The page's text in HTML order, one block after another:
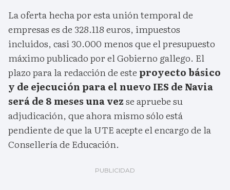
La oferta hecha por esta unión temporal de
empresas es de 328.118 euros, impuestos
incluidos, casi 30.000 menos que el presupuesto
máximo publicado por el Gobierno gallego. El
plazo para la redacción de este proyecto básico
y de ejecución para el nuevo IES de Navia
será de 8 meses una vezse apruebe su
adjudicación, que ahora mismo sólo está
pendiente de que la UTE acepte el encargo de la
Consellería de Educación.